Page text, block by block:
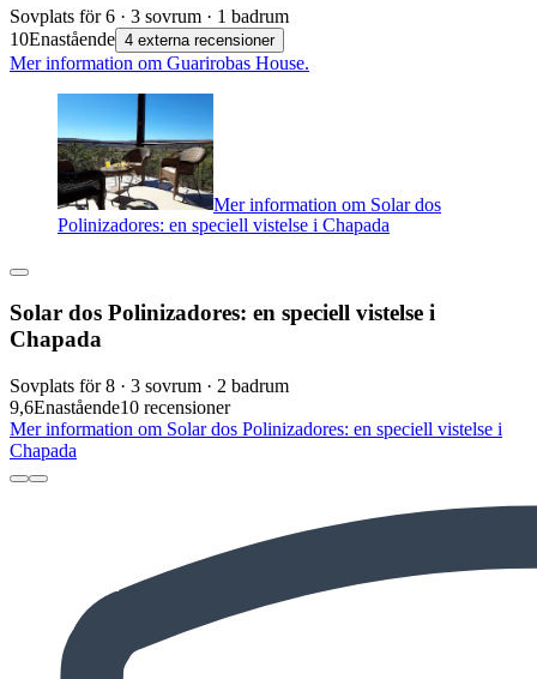
Sovplats för 6 · 3 sovrum · 1 badrum
10Enastående 4 externa recensioner
Mer information om Guarirobas House.
Mer information om Solar dos
Polinizadores: en speciell vistelse i Chapada
Solar dos Polinizadores: en speciell vistelse i
Chapada
Sovplats för 8 · 3 sovrum · 2 badrum
9,6Enastående10 recensioner
Mer information om Solar dos Polinizadores: en speciell vistelse i
Chapada